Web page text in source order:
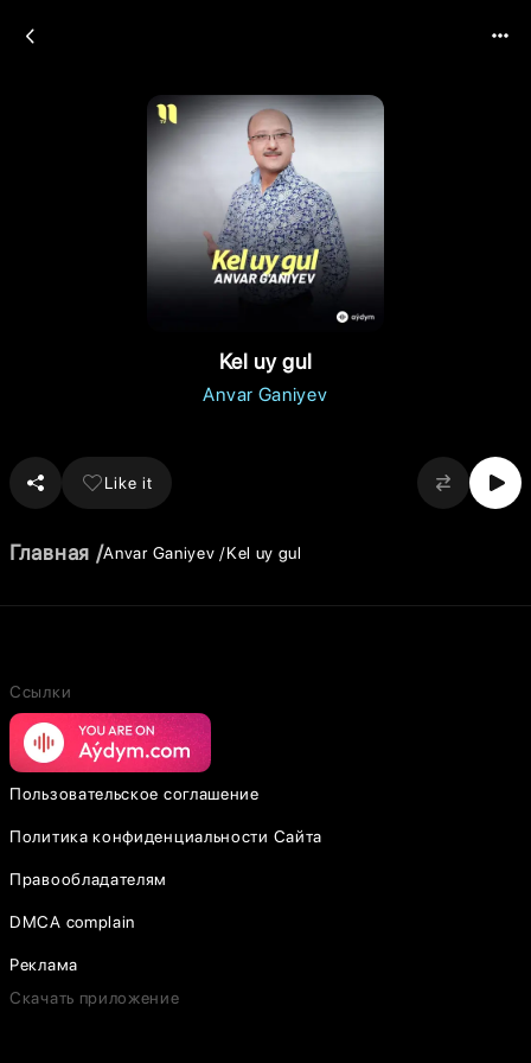
Kel uy gul
Anvar Ganiyev
Like it
Главная Anvar Ganiyev Kel uy gul
Ссылки
Пользовательское соглашение
Политика конфиденциальности Сайта
Правообладателям
DMCA complain
Реклама
Скачать приложение